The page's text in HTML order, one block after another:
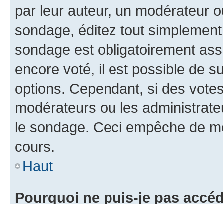
par leur auteur, un modérateur
sondage, éditez tout
sondage est obligatoirement
encore voté, il est possible de
options. Cependant, si des
modérateurs ou les
le sondage. Ceci empêche de
cours.
Haut
Pourquoi ne puis-je pas